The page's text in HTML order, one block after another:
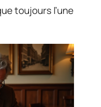
toujours l’une